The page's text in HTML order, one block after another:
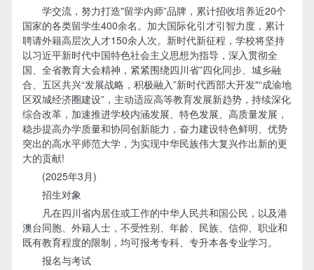
学交流，努力打造"留学内师”品牌，累计招收培养近20个
国家的各类留学生400余名。加大国际化引才引智力度，累计
聘请外籍高层次人才150余人次。新时代新征程，学校将坚持
以习近平新时代中国特色社会主义思想为指导，深入贯彻全
国、全省教育大会精神，紧紧围绕四川省”四化同步、城乡融
合、五区共兴“发展战略，积极融入”新时代西部大开发"“成渝地
区双城经济圈建设”，主动适应高等教育发展新趋势，持续深化
综合改革，加速推进学校内涵发展、特色发展、高质量发展，
稳步提高办学质量和协同创新能力，奋力建设特色鲜明、优势
突出的高水平师范大学，为实现中华民族伟大复兴作出新的更
大的贡献!
(2025年3月)
招生对象
凡在四川省内居住或工作的中华人民共和国公民，以及港
澳台同胞、外籍人士，不受性别、年龄、民族、信仰、职业和
既有教育程度的限制，均可报考专科、专升本各专业学习。
报名与考试